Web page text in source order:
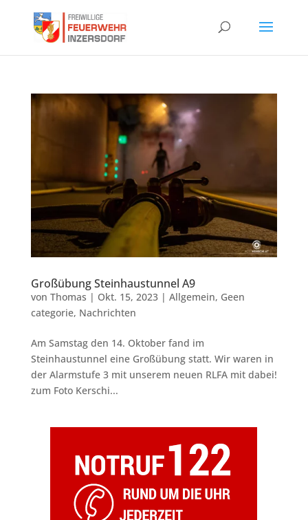
Großübung Steinhaustunnel A9
von Thomas | Okt. 15, 2023| Allgemein, Geen
categorie, Nachrichten
Am Samstag den 14. Oktober fand im
Steinhaustunnel eine Großübung statt. Wir waren in
der Alarmstufe 3 mit unserem neuen RLFA mit dabei!
zum Foto Kerschi...